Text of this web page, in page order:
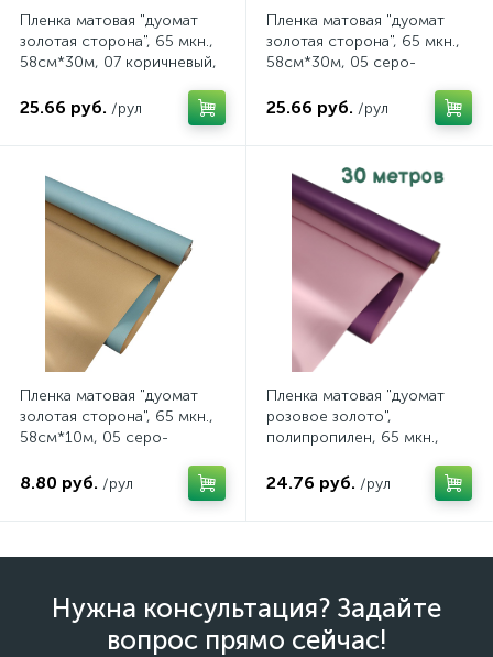
Пленка матовая "дуомат
золотая сторона", 65 мкн.,
58см*30м, 07 коричневый,
25.66 руб. /рул
Пленка матовая "дуомат
золотая сторона", 65 мкн.,
58см*30м, 05 серо-
25.66 руб. /рул
Пленка матовая "дуомат
золотая сторона", 65 мкн.,
58см*10м, 05 серо-
8.80 руб. /рул
Пленка матовая "дуомат
розовое золото",
полипропилен, 65 мкн.,
фиолетовый, арт. 162/11
24.76 руб. /рул
Нужна консультация? Задайте
вопрос прямо сейчас!